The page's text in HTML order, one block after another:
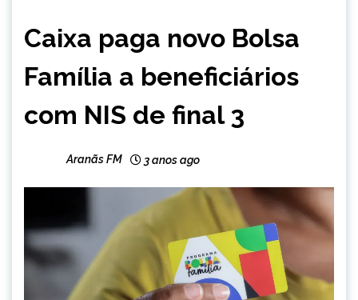
CAPELINHA
GERAIS
Caixa paga novo Bolsa
Família a beneficiários
com NIS de final 3
Aranãs FM 3 anos ago